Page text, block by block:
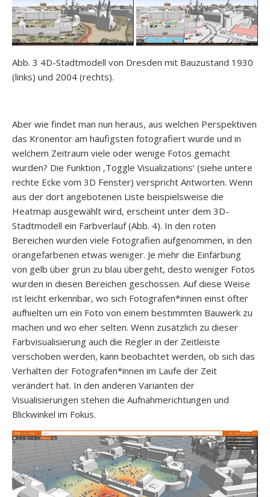
Abb. 3 4D-Stadtmodell von Dresden mit Bauzustand 1930
(links) und 2004 (rechts).
Aber wie findet man nun heraus, aus welchen Perspektiven
das Kronentor am häufigsten fotografiert wurde und in
welchem Zeitraum viele oder wenige Fotos gemacht
wurden? Die Funktion ‚Toggle Visualizations‘ (siehe untere
rechte Ecke vom 3D Fenster) verspricht Antworten. Wenn
aus der dort angebotenen Liste beispielsweise die
Heatmap ausgewählt wird, erscheint unter dem 3D-
Stadtmodell ein Farbverlauf (Abb. 4). In den roten
Bereichen wurden viele Fotografien aufgenommen, in den
orangefarbenen etwas weniger. Je mehr die Einfärbung
von gelb über grün zu blau übergeht, desto weniger Fotos
wurden in diesen Bereichen geschossen. Auf diese Weise
ist leicht erkennbar, wo sich Fotografen*innen einst öfter
aufhielten um ein Foto von einem bestimmten Bauwerk zu
machen und wo eher selten. Wenn zusätzlich zu dieser
Farbvisualisierung auch die Regler in der Zeitleiste
verschoben werden, kann beobachtet werden, ob sich das
Verhalten der Fotografen*innen im Laufe der Zeit
verändert hat. In den anderen Varianten der
Visualisierungen stehen die Aufnahmerichtungen und
Blickwinkel im Fokus.